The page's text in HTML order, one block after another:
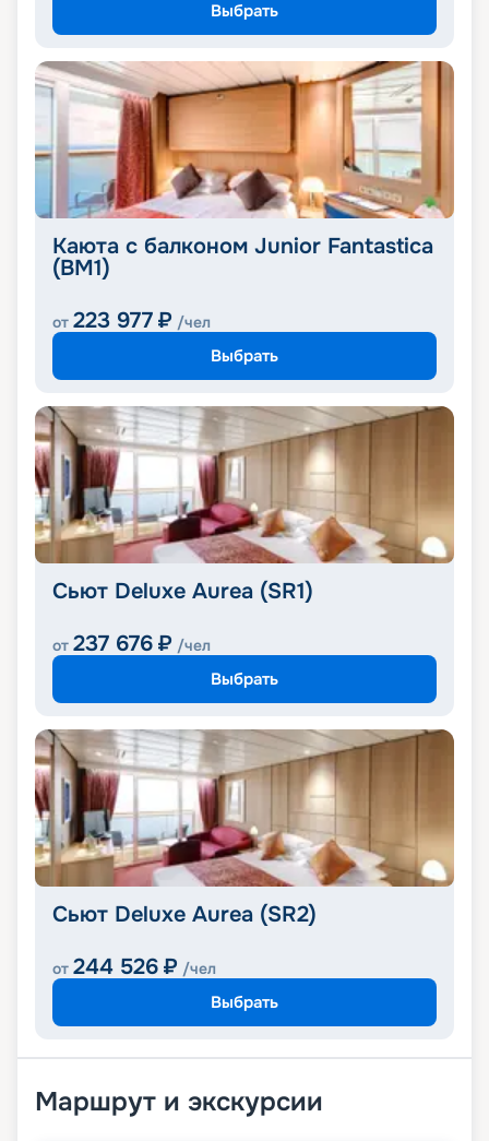
Выбрать
Каюта с балконом Junior Fantastica
(BM1)
от 223 977 ₽ /чел
Выбрать
Сьют Deluxe Aurea (SR1)
от 237 676 ₽ /чел
Выбрать
Сьют Deluxe Aurea (SR2)
от 244 526 ₽ /чел
Выбрать
Маршрут и экскурсии